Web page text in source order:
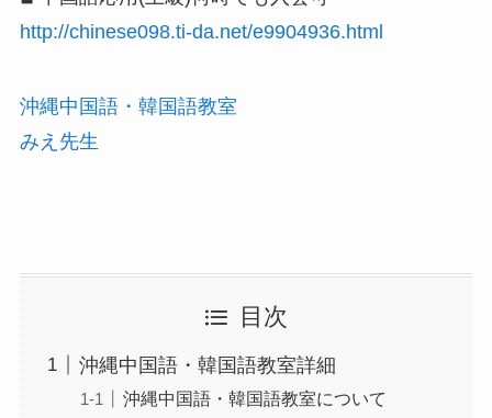
http://chinese098.ti-da.net/e9904936.html
沖縄中国語・韓国語教室
みえ先生
目次
沖縄中国語・韓国語教室詳細
沖縄中国語・韓国語教室について